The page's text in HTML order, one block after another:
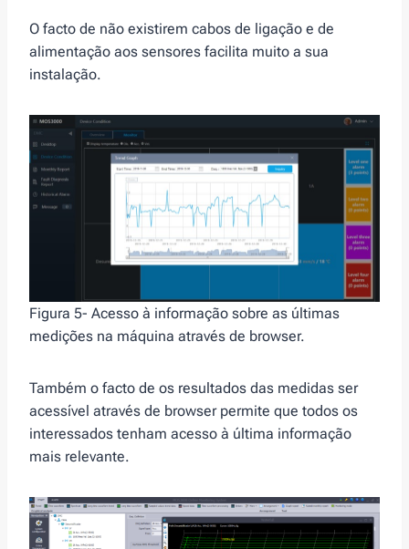
O facto de não existirem cabos de ligação e de
alimentação aos sensores facilita muito a sua
instalação.
Figura 5- Acesso à informação sobre as últimas
medições na máquina através de browser.
Também o facto de os resultados das medidas ser
acessível através de browser permite que todos os
interessados tenham acesso à última informação
mais relevante.